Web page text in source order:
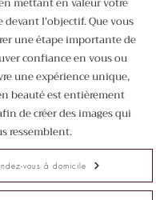
l'objectif. Que vous
une étape importante de
confiance en vous ou
une expérience unique,
beauté est entièrement
de créer des images qui
ressemblent.
vous à domicile